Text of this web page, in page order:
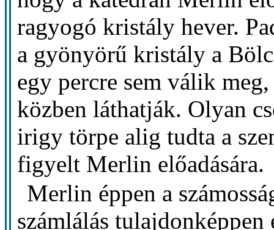
ragyogó kristály hever.
a gyönyörű kristály a
egy percre sem válik
közben láthatják. Olyan
irigy törpe alig tudta a
figyelt Merlin előadására.
Merlin éppen a
számlálás